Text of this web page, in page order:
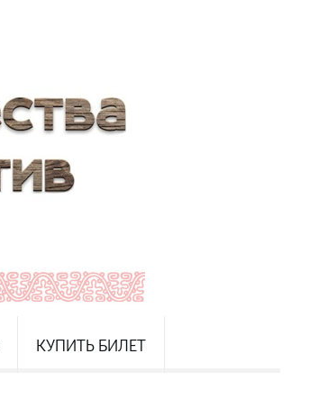
КУПИТЬ БИЛЕТ